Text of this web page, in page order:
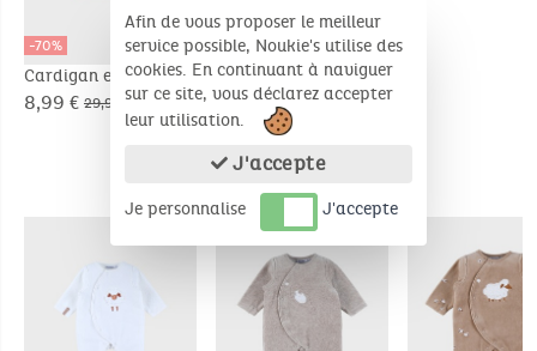
-70%
Cardigan en tricot
marron
8,99 € 29,95 €
-60%
Cardigan en tricot
navy
11,98 € 29,95 €
PRODUITS COMPLÉMENTAIRES
Afin de vous proposer le meilleur
service possible, Noukie's utilise des
cookies. En continuant à naviguer
sur ce site, vous déclarez accepter
leur utilisation.
J'accepte
Je personnalise J'accepte